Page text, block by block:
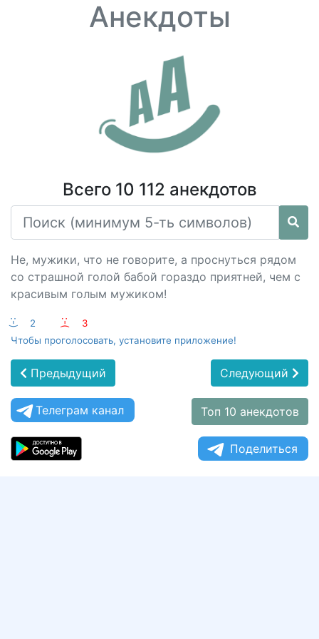
Анекдоты
Всего 10 112 анекдотов
Не, мужики, что не говорите, а проснуться рядом
со страшной голой бабой гораздо приятней, чем с
красивым голым мужиком!
:-) 2 :-(
3
Чтобы проголосовать, установите приложение!
Предыдущий Следующий
Телеграм канал Топ 10 анекдотов
Поделиться